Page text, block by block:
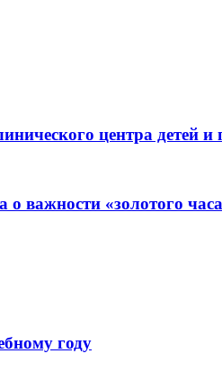
центра детей
важности «золотого
году